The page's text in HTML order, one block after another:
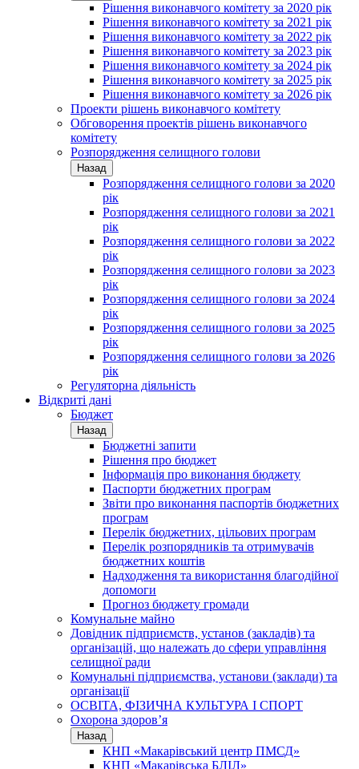
Рішення виконавчого комітету за 2020 рік
Рішення виконавчого комітету за 2021 рік
Рішення виконавчого комітету за 2022 рік
Рішення виконавчого комітету за 2023 рік
Рішення виконавчого комітету за 2024 рік
Рішення виконавчого комітету за 2025 рік
Рішення виконавчого комітету за 2026 рік
Проекти рішень виконавчого комітету
Обговорення проектів рішень виконавчого
комітету
Розпорядження селищного голови
Назад
Розпорядження селищного голови за 2020
рік
Розпорядження селищного голови за 2021
рік
Розпорядження селищного голови за 2022
рік
Розпорядження селищного голови за 2023
рік
Розпорядження селищного голови за 2024
рік
Розпорядження селищного голови за 2025
рік
Розпорядження селищного голови за 2026
рік
Регуляторна діяльність
Відкриті дані
Бюджет
Назад
Бюджетні запити
Рішення про бюджет
Інформація про виконання бюджету
Паспорти бюджетних програм
Звіти про виконання паспортів бюджетних
програм
Перелік бюджетних, цільових програм
Перелік розпорядників та отримувачів
бюджетних коштів
Надходження та використання благодійної
допомоги
Прогноз бюджету громади
Комунальне майно
Довідник підприємств, установ (закладів) та
організацій, що належать до сфери управління
селищної ради
Комунальні підприємства, установи (заклади) та
організації
ОСВІТА, ФІЗИЧНА КУЛЬТУРА І СПОРТ
Охорона здоров’я
Назад
КНП «Макарівський центр ПМСД»
КНП «Макарівська БЛІЛ»